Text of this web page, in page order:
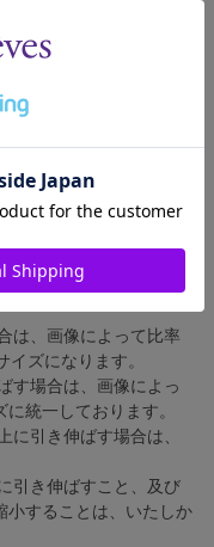
せてご了承ください。
真につきましては、4辺
は、画像によって比率
ズになります。
す場合は、画像によっ
統一しております。
引き伸ばす場合は、
引き伸ばすこと、及び
小することは、いたしか